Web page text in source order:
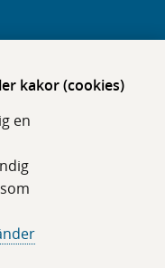
kakor (cookies)
en